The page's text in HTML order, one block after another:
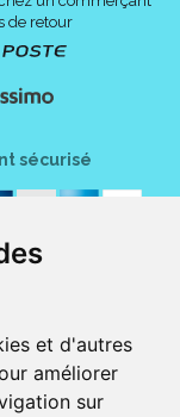
et d'autres
améliorer
sur
de retour
sécurisé
certifiée ISO
la pharmacie du centre
prix les plus bas possible